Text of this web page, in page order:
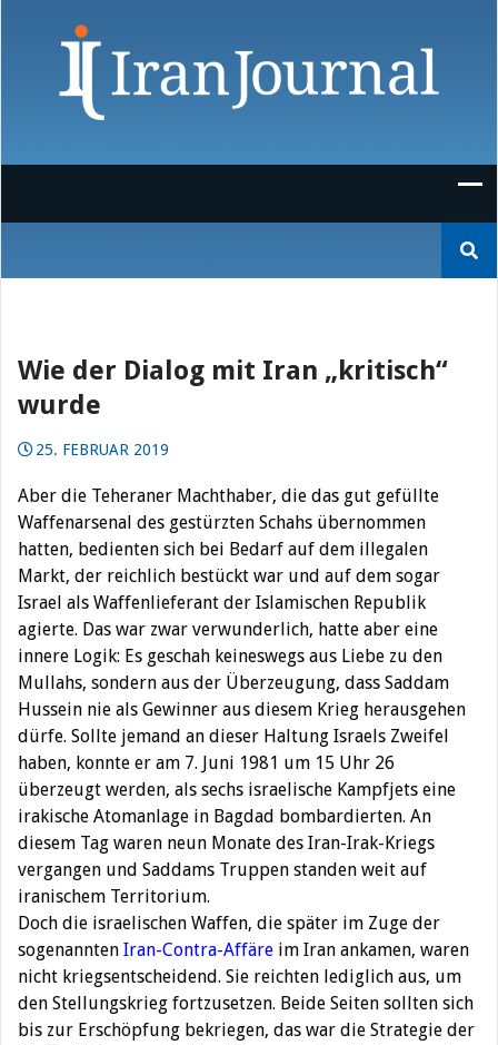
nach:
Wie der Dialog mit Iran „kritisch“
wurde
25. FEBRUAR 2019
Aber die Teheraner Machthaber, die das gut gefüllte
Waffenarsenal des gestürzten Schahs übernommen
hatten, bedienten sich bei Bedarf auf dem illegalen
Markt, der reichlich bestückt war und auf dem sogar
Israel als Waffenlieferant der Islamischen Republik
agierte. Das war zwar verwunderlich, hatte aber eine
innere Logik: Es geschah keineswegs aus Liebe zu den
Mullahs, sondern aus der Überzeugung, dass Saddam
Hussein nie als Gewinner aus diesem Krieg herausgehen
dürfe. Sollte jemand an dieser Haltung Israels Zweifel
haben, konnte er am 7. Juni 1981 um 15 Uhr 26
überzeugt werden, als sechs israelische Kampfjets eine
irakische Atomanlage in Bagdad bombardierten. An
diesem Tag waren neun Monate des Iran-Irak-Kriegs
vergangen und Saddams Truppen standen weit auf
iranischem Territorium.
Doch die israelischen Waffen, die später im Zuge der
sogenannten Iran-Contra-Affäre im Iran ankamen, waren
nicht kriegsentscheidend. Sie reichten lediglich aus, um
den Stellungskrieg fortzusetzen. Beide Seiten sollten sich
bis zur Erschöpfung bekriegen, das war die Strategie der